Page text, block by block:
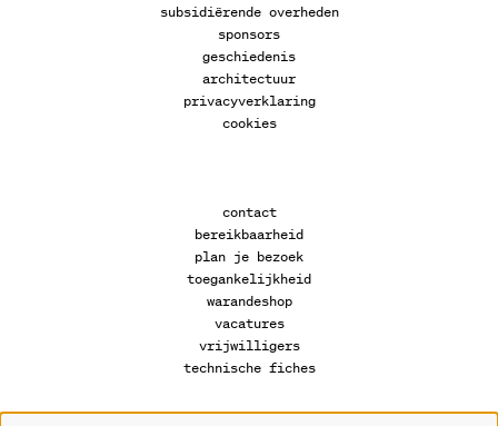
subsidiërende overheden
sponsors
geschiedenis
architectuur
privacyverklaring
cookies
contact
bereikbaarheid
plan je bezoek
toegankelijkheid
warandeshop
vacatures
vrijwilligers
technische fiches